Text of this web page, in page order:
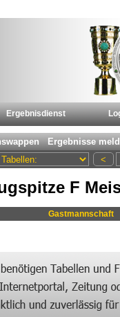
Ergebnisdienst
F
Gastmannschaft